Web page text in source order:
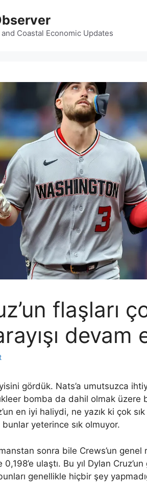
Coastal Economic Updates
flaşları
devam
gördük. Nats’a umutsuzca
bomba da dahil olmak üzere
en iyi haliydi, ne yazık ki çok
yeterince sık olmuyor.
sonra bile Crews’un genel
ulaştı. Bu yıl Dylan
genellikle hiçbir şey